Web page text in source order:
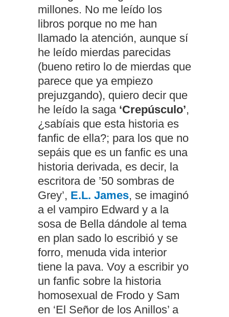
millones. No me leído los
libros porque no me han
llamado la atención, aunque sí
he leído mierdas parecidas
(bueno retiro lo de mierdas que
parece que ya empiezo
prejuzgando), quiero decir que
he leído la saga ‘Crepúsculo’,
¿sabíais que esta historia es
fanfic de ella?; para los que no
sepáis que es un fanfic es una
historia derivada, es decir, la
escritora de ’50 sombras de
Grey’, E.L. James, se imaginó
a el vampiro Edward y a la
sosa de Bella dándole al tema
en plan sado lo escribió y se
forro, menuda vida interior
tiene la pava. Voy a escribir yo
un fanfic sobre la historia
homosexual de Frodo y Sam
en ‘El Señor de los Anillos’ a